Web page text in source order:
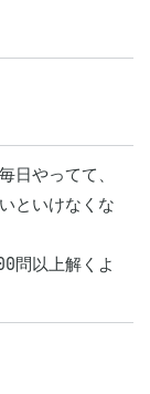
日やってて、
といけなくな
問以上解くよ